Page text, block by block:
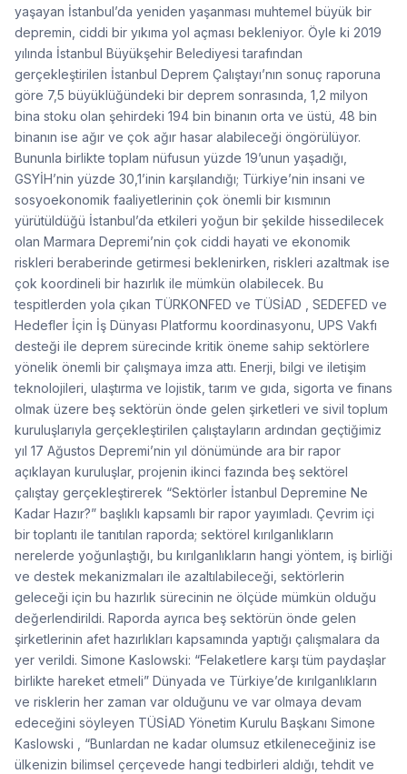
yaşayan İstanbul’da yeniden yaşanması muhtemel büyük bir
depremin, ciddi bir yıkıma yol açması bekleniyor. Öyle ki 2019
yılında İstanbul Büyükşehir Belediyesi tarafından
gerçekleştirilen İstanbul Deprem Çalıştayı’nın sonuç raporuna
göre 7,5 büyüklüğündeki bir deprem sonrasında, 1,2 milyon
bina stoku olan şehirdeki 194 bin binanın orta ve üstü, 48 bin
binanın ise ağır ve çok ağır hasar alabileceği öngörülüyor.
Bununla birlikte toplam nüfusun yüzde 19’unun yaşadığı,
GSYİH’nin yüzde 30,1’inin karşılandığı; Türkiye’nin insani ve
sosyoekonomik faaliyetlerinin çok önemli bir kısmının
yürütüldüğü İstanbul’da etkileri yoğun bir şekilde hissedilecek
olan Marmara Depremi’nin çok ciddi hayati ve ekonomik
riskleri beraberinde getirmesi beklenirken, riskleri azaltmak ise
çok koordineli bir hazırlık ile mümkün olabilecek. Bu
tespitlerden yola çıkan TÜRKONFED ve TÜSİAD , SEDEFED ve
Hedefler İçin İş Dünyası Platformu koordinasyonu, UPS Vakfı
desteği ile deprem sürecinde kritik öneme sahip sektörlere
yönelik önemli bir çalışmaya imza attı. Enerji, bilgi ve iletişim
teknolojileri, ulaştırma ve lojistik, tarım ve gıda, sigorta ve finans
olmak üzere beş sektörün önde gelen şirketleri ve sivil toplum
kuruluşlarıyla gerçekleştirilen çalıştayların ardından geçtiğimiz
yıl 17 Ağustos Depremi’nin yıl dönümünde ara bir rapor
açıklayan kuruluşlar, projenin ikinci fazında beş sektörel
çalıştay gerçekleştirerek “Sektörler İstanbul Depremine Ne
Kadar Hazır?” başlıklı kapsamlı bir rapor yayımladı. Çevrim içi
bir toplantı ile tanıtılan raporda; sektörel kırılganlıkların
nerelerde yoğunlaştığı, bu kırılganlıkların hangi yöntem, iş birliği
ve destek mekanizmaları ile azaltılabileceği, sektörlerin
geleceği için bu hazırlık sürecinin ne ölçüde mümkün olduğu
değerlendirildi. Raporda ayrıca beş sektörün önde gelen
şirketlerinin afet hazırlıkları kapsamında yaptığı çalışmalara da
yer verildi. Simone Kaslowski: “Felaketlere karşı tüm paydaşlar
birlikte hareket etmeli” Dünyada ve Türkiye’de kırılganlıkların
ve risklerin her zaman var olduğunu ve var olmaya devam
edeceğini söyleyen TÜSİAD Yönetim Kurulu Başkanı Simone
Kaslowski , “Bunlardan ne kadar olumsuz etkileneceğiniz ise
ülkenizin bilimsel çerçevede hangi tedbirleri aldığı, tehdit ve